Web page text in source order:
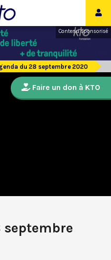
Contenu sponsorisé
du 28 septembre 2020
septembre
Faire un don à KTO